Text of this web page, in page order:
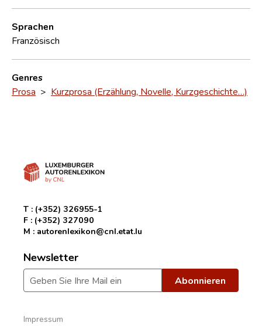
Sprachen
Französisch
Genres
Prosa > Kurzprosa (Erzählung, Novelle, Kurzgeschichte…)
T : (+352) 326955-1
F : (+352) 327090
M : autorenlexikon@cnl.etat.lu
Newsletter
Impressum